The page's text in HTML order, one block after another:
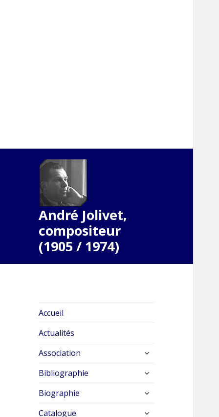
André Jolivet,
compositeur
(1905 / 1974)
Accueil
Actualités
Association
ouvrir
sous-
Bibliographie
ouvrir
sous-
Biographie
ouvrir
sous-
Catalogue
ouvrir